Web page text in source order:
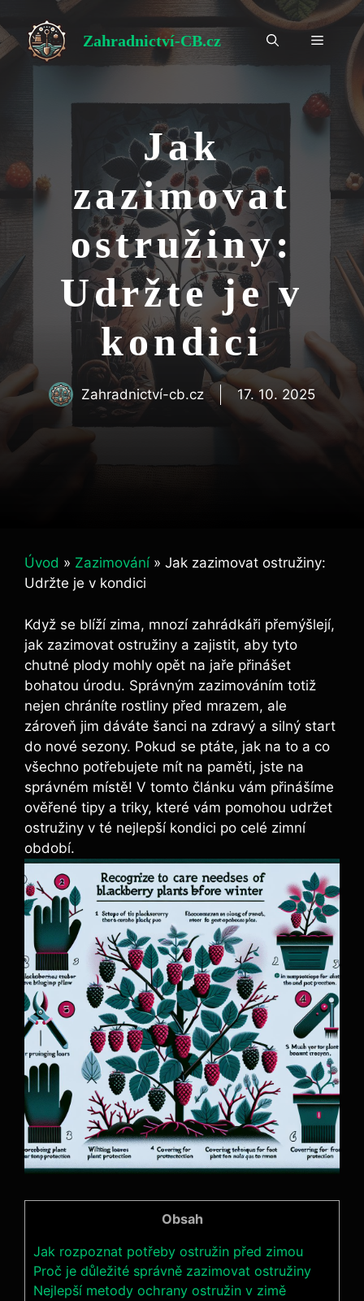
na
obsah
Zahradnictví-CB.cz Menu
Jak
zazimovat
ostružiny:
Udržte je v
kondici
Zahradnictví-cb.cz 17. 10. 2025
Úvod » Zazimování » Jak zazimovat ostružiny:
Udržte je v kondici
Když se blíží zima, mnozí zahrádkáři přemýšlejí,
jak zazimovat ostružiny a zajistit, aby tyto
chutné plody mohly opět na jaře přinášet
bohatou úrodu. Správným zazimováním totiž
nejen chráníte rostliny před mrazem, ale
zároveň jim dáváte šanci na zdravý a silný start
do nové sezony. Pokud se ptáte, jak na to a co
všechno potřebujete mít na paměti, jste na
správném místě! V tomto článku vám přinášíme
ověřené tipy a triky, které vám pomohou udržet
ostružiny v té nejlepší kondici po celé zimní
období.
Obsah
Jak rozpoznat potřeby ostružin před zimou
Proč je důležité správně zazimovat ostružiny
Nejlepší metody ochrany ostružin v zimě